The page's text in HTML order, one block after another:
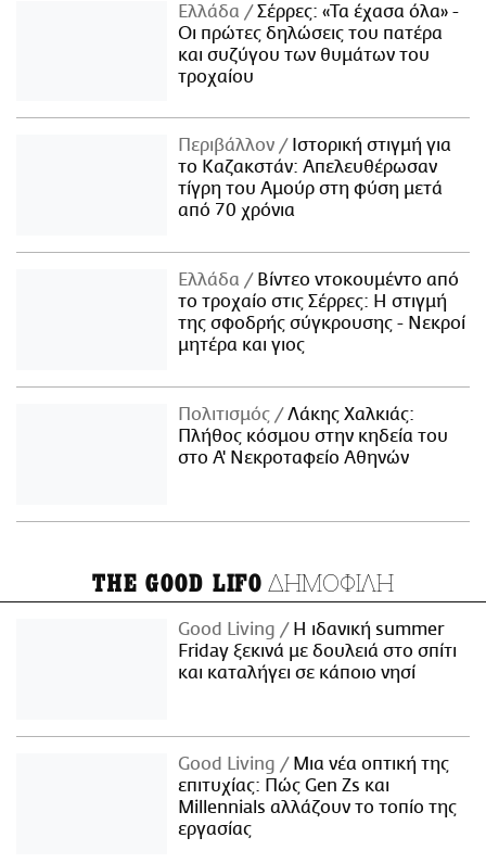
Ελλάδα
Σέρρες: «Τα έχασα όλα» -
Οι πρώτες δηλώσεις του πατέρα
και συζύγου των θυμάτων του
τροχαίου
Περιβάλλον
Ιστορική στιγμή για
το Καζακστάν: Απελευθέρωσαν
τίγρη του Αμούρ στη φύση μετά
από 70 χρόνια
Ελλάδα
Βίντεο ντοκουμέντο από
το τροχαίο στις Σέρρες: Η στιγμή
της σφοδρής σύγκρουσης - Νεκροί
μητέρα και γιος
Πολιτισμός
Λάκης Χαλκιάς:
Πλήθος κόσμου στην κηδεία του
στο Α' Νεκροταφείο Αθηνών
THE GOOD LIFO ΔΗΜΟΦΙΛΗ
Good Living
Η ιδανική summer
Friday ξεκινά με δουλειά στο σπίτι
και καταλήγει σε κάποιο νησί
Good Living
Μια νέα οπτική της
επιτυχίας: Πώς Gen Zs και
Millennials αλλάζουν το τοπίο της
εργασίας